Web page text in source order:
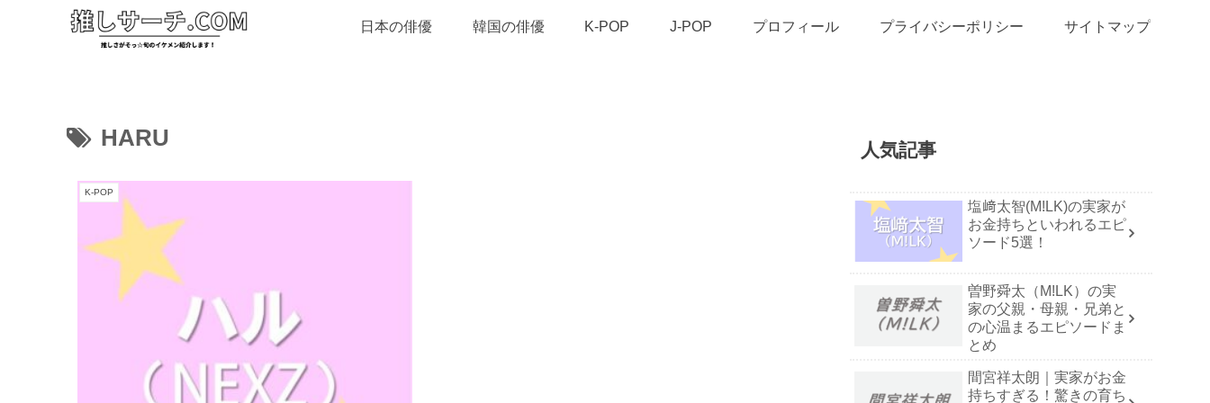
日本の俳優 韓国の俳優 K-POP J-POP プロフィール プライバシーポリシー サイトマップ
HARU
K-POP
人気記事
塩﨑太智(M!LK)の実家が
お金持ちといわれるエピ
ソード5選！
曽野舜太（M!LK）の実
家の父親・母親・兄弟と
の心温まるエピソードま
とめ
間宮祥太朗｜実家がお金
持ちすぎる！驚きの育ち